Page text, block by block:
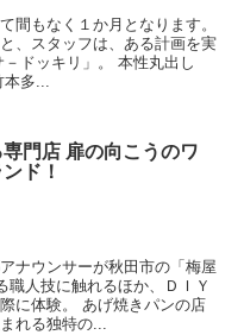
間もなく１か月となります。
、スタッフは、ある計画を実
ドッキリ」。 本性丸出し
本多...
門店 扉の向こうのワ
ド！
ナウンサーが秋田市の「梅屋
職人技に触れるほか、ＤＩＹ
に体験。 あげ焼きパンの店
れる独特の...